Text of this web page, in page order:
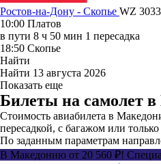
Ростов-на-Дону - Скопье WZ 3033
10:00 Платов
в пути 8 ч 50 мин 1 пересадка
18:50 Скопье
Найти
Найти 13 августа 2026
Показать еще
Билеты на самолет
Стоимость авиабилета в
пересадкой, с багажом или
По заданным параметрам
В Македонию от 20 560 ₽!